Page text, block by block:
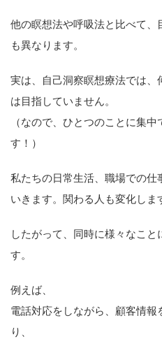
他の瞑想法や呼吸法と比べて
も異なります。
実は、自己洞察瞑想療法では、
は目指していません。
（なので、ひとつのことに集
す！）
私たちの日常生活、職場での仕
いきます。関わる人も変化しま
したがって、同時に様々なこ
す。
例えば、
電話対応をしながら、顧客情報
り、